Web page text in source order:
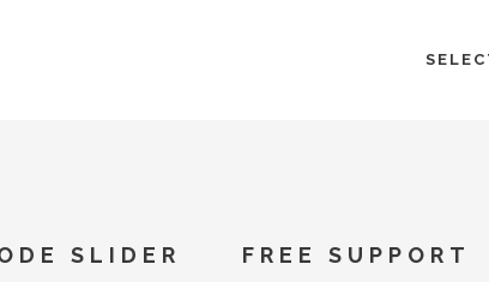
SLIDER FREE SUPPORT